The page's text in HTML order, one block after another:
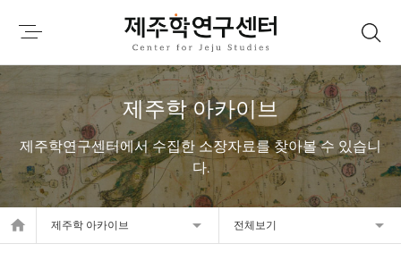
제주학 아카이브
제주학연구센터에서 수집한 소장자료를 찾아볼 수 있습니
다.
home 제주학 아카이브 전체보기